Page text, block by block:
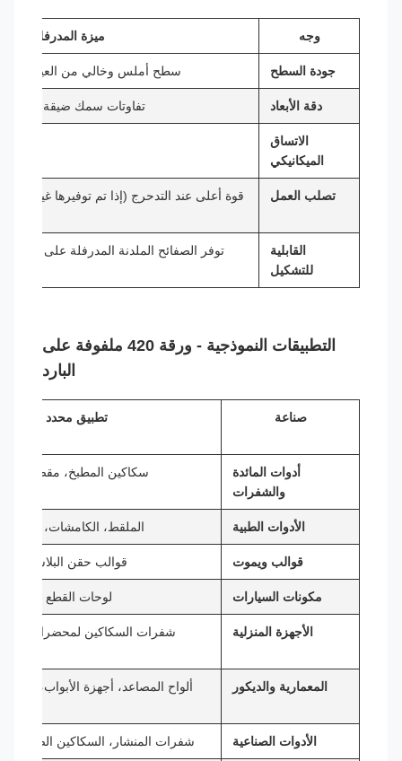
وجه ميزة المدرفلة على
جودة السطح سطح أملس وخالي من العيوب
دقة الأبعاد تفاوتات سمك ضيقة (±0.03 مم)، مناسبة للختم بكميات كبيرة
الاتساق
الميكانيكي
تصلب العمل قوة أعلى عند التدحرج (إذا تم توفيرها غير
القابلية
للتشكيل
توفر الصفائح الملدنة المدرفلة على البارد
التطبيقات النموذجية - ورقة 420 ملفوفة على
البارد
صناعة تطبيق محدد
أدوات المائدة
والشفرات
سكاكين المطبخ، مقص،
الأدوات الطبية الملقط، الكامشات، أدوات
قوالب ويموت قوالب حقن البلاستيك،
مكونات السيارات لوحات القطع وأجهزة
الأجهزة المنزلية شفرات السكاكين لمحضرات
المعمارية والديكور ألواح المصاعد، أجهزة الأبواب،
الأدوات الصناعية شفرات المنشار، السكاكين الصناعية،